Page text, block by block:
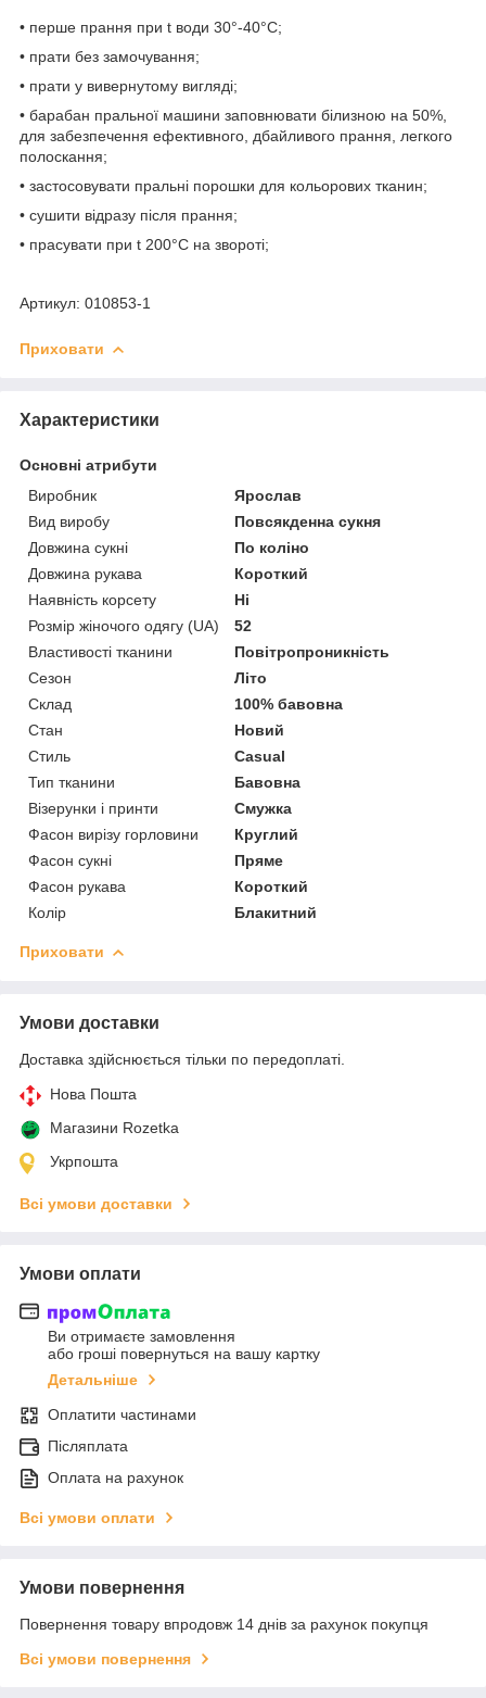
• перше прання при t води 30°-40°C;
• прати без замочування;
• прати у вивернутому вигляді;
• барабан пральної машини заповнювати білизною на 50%,
для забезпечення ефективного, дбайливого прання, легкого
полоскання;
• застосовувати пральні порошки для кольорових тканин;
• сушити відразу після прання;
• прасувати при t 200°С на звороті;
Артикул: 010853-1
Приховати
Характеристики
Основні атрибути
Виробник
Ярослав
Вид виробу
Повсякденна сукня
Довжина сукні
По коліно
Довжина рукава
Короткий
Наявність корсету
Ні
Розмір жіночого одягу (UA)
52
Властивості тканини
Повітропроникність
Сезон
Літо
Склад
100% бавовна
Стан
Новий
Стиль
Casual
Тип тканини
Бавовна
Візерунки і принти
Смужка
Фасон вирізу горловини
Круглий
Фасон сукні
Пряме
Фасон рукава
Короткий
Колір
Блакитний
Приховати
Умови доставки
Доставка здійснюється тільки по передоплаті.
Нова Пошта
Магазини Rozetka
Укрпошта
Всі умови доставки
Умови оплати
Ви отримаєте замовлення
або гроші повернуться на вашу картку
Детальніше
Оплатити частинами
Післяплата
Оплата на рахунок
Всі умови оплати
Умови повернення
Повернення товару впродовж 14 днів за рахунок покупця
Всі умови повернення